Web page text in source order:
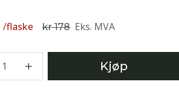
/flaske kr 178 Eks. MVA
1 Kjøp